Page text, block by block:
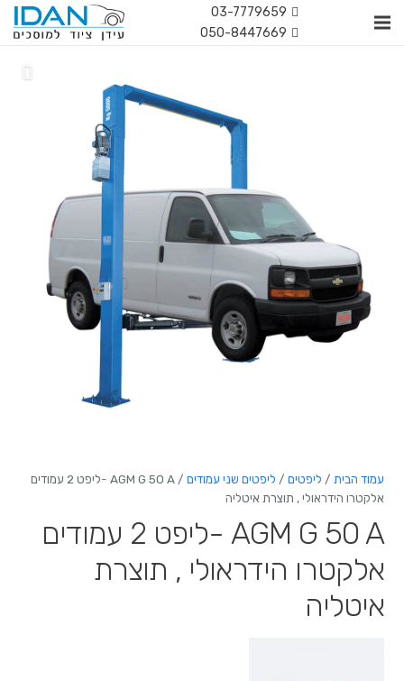
03-7779659
050-8447669
עמוד הבית / ליפטים / ליפטים שני עמודים
/ AGM G 50 A -ליפט 2 עמודים
אלקטרו הידראולי , תוצרת איטליה
AGM G 50 A -ליפט 2 עמודים
אלקטרו הידראולי , תוצרת
איטליה